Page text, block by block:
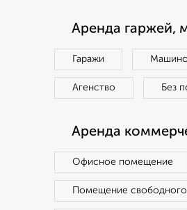
Аренда гаржей,
Гаражи
Агенство Без
Аренда
Офисное помещение
Помещение свободного